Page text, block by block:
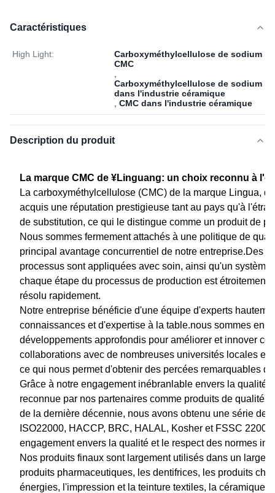
Caractéristiques
High Light:
Carboxyméthylcellulose de sodium
CMC
Carboxyméthylcellulose de sodium
dans l'industrie céramique
CMC dans l'industrie céramique
Description du produit
La marque CMC de ¥Linguang: un choix reconnu à
La carboxyméthylcellulose (CMC) de la marque Lingua,
acquis une réputation prestigieuse tant au pays qu'à
de substitution, ce qui le distingue comme un produit de
Nous sommes fermement attachés à une politique de
principal avantage concurrentiel de notre entreprise.Des
processus sont appliquées avec soin, ainsi qu'un
chaque étape du processus de production est étroitement
résolu rapidement.
Notre entreprise bénéficie d'une équipe d'experts
connaissances et d'expertise à la table.nous sommes en
développements approfondis pour améliorer et innover
collaborations avec de nombreuses universités locales et
ce qui nous permet d'obtenir des percées remarquables
Grâce à notre engagement inébranlable envers la qualité
reconnue par nos partenaires comme produits de qualité
de la dernière décennie, nous avons obtenu une série de
ISO22000, HACCP, BRC, HALAL, Kosher et FSSC
engagement envers la qualité et le respect des normes
Nos produits finaux sont largement utilisés dans un large
produits pharmaceutiques, les dentifrices, les produits
énergies, l'impression et la teinture textiles, la